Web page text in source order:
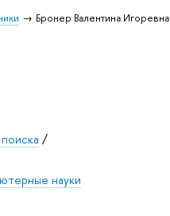
Бронер Валентина Игоревна
/
науки